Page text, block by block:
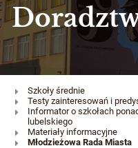
Doradztwo
zawodowe
Szkoły średnie
Testy zainteresowań i
Informator o szkołach
lubelskiego
Materiały informacyjne
Młodzieżowa Rada Miasta